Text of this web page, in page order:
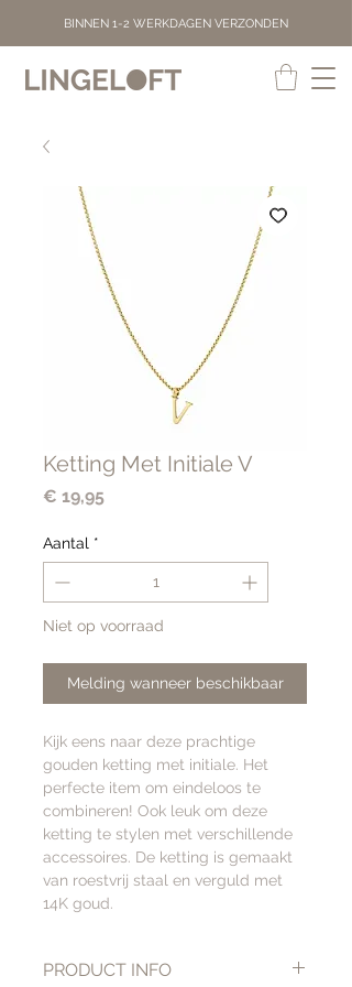
BINNEN 1-2 WERKDAGEN VERZONDEN
Ketting Met Initiale V
€ 19,95Prijs
Aantal *
Niet op voorraad
Melding wanneer beschikbaar
Kijk eens naar deze prachtige
gouden ketting met initiale. Het
perfecte item om eindeloos te
combineren! Ook leuk om deze
ketting te stylen met verschillende
accessoires. De ketting is gemaakt
van roestvrij staal en verguld met
14K goud.
PRODUCT INFO